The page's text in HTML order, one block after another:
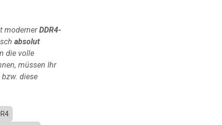
modernerDDR4-
absolut
die volle
müssen Ihr
diese